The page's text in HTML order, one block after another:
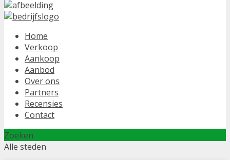
Home
Verkoop
Aankoop
Aanbod
Over ons
Partners
Recensies
Contact
Zoeken
Alle steden